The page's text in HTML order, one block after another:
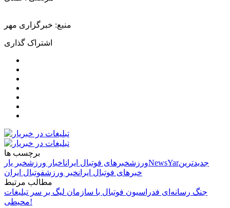
منبع: خبرگزاری مهر
اشتراک گذاری
برچسب ها
ورزشخبرهای فوتبال ایراناخبار ورزشخبر یار NewsYarجدیدترین
خبرهای فوتبال ایرانخبر ورزشفوتبال ایران
مطالب مرتبط
جنگ رسانه‌ای فدراسیون فوتبال با سازمان لیگ بر سر تبلیغات
محیطی!